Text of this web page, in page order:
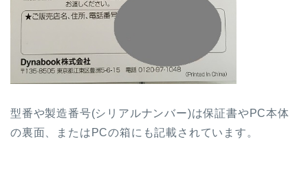
型番や製造番号(シリアルナンバー)は保証書やPC本体
の裏面、またはPCの箱にも記載されています。